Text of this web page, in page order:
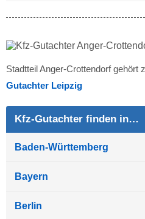
Stadtteil Anger-Crottendorf gehört
Gutachter Leipzig
Kfz-Gutachter finden in…
Baden-Württemberg
Bayern
Berlin